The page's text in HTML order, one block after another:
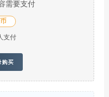
需要支付
支付
购买